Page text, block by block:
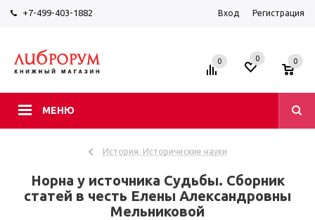
+7-499-403-1882 Вход Регистрация
МЕНЮ
0 0 0
История. Исторические науки
Норна у источника Судьбы. Сборник
статей в честь Елены Александровны
Мельниковой